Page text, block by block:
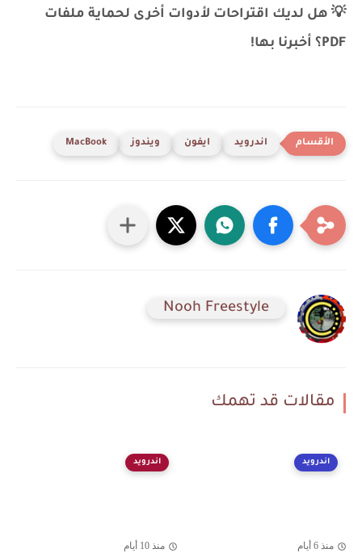
💡 هل لديك اقتراحات لأدوات أخرى لحماية ملفات
PDF؟ أخبرنا بها!
اندرويد ايفون ويندوز MacBook
Nooh Freestyle
مقالات قد تهمك
اندرويد
منذ 6 أيام
اندرويد
منذ 10 أيام